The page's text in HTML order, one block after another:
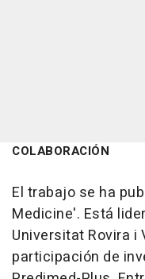
COLABORACIÓN
El trabajo se ha
Medicine'. Está
Universitat Rovira i
participación de